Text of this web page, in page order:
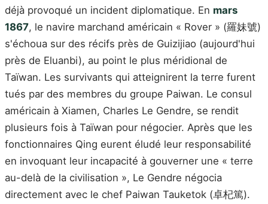
déjà provoqué un incident diplomatique. En mars
1867, le navire marchand américain « Rover » (羅妹號)
s'échoua sur des récifs près de Guizijiao (aujourd'hui
près de Eluanbi), au point le plus méridional de
Taïwan. Les survivants qui atteignirent la terre furent
tués par des membres du groupe Paiwan. Le consul
américain à Xiamen, Charles Le Gendre, se rendit
plusieurs fois à Taïwan pour négocier. Après que les
fonctionnaires Qing eurent éludé leur responsabilité
en invoquant leur incapacité à gouverner une « terre
au-delà de la civilisation », Le Gendre négocia
directement avec le chef Paiwan Tauketok (卓杞篤).